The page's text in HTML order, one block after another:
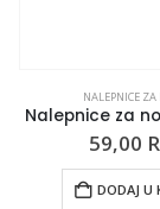
NALEPNICE ZA
Nalepnice za
59,00
DODAJ U